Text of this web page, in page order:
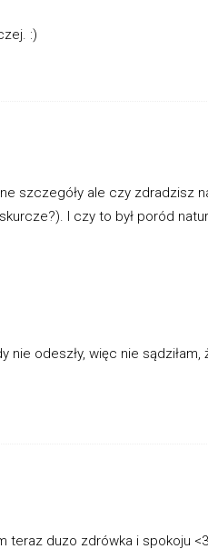
:)
szczegóły ale czy zdradzisz
I czy to był poród
nie odeszły, więc nie
duzo zdrówka i spokoju